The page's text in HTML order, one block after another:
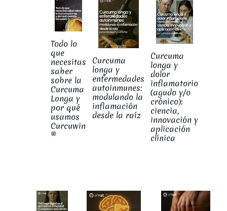
Todo lo
que
necesitas
saber
sobre la
Curcuma
Longa y
por qué
usamos
Curcuwin
®
Curcuma
longa y
enfermedades
autoinmunes:
modulando la
inflamación
desde la raíz
Curcuma
longa y
dolor
inflamatorio
(agudo y/o
crónico):
ciencia,
innovación y
aplicación
clínica